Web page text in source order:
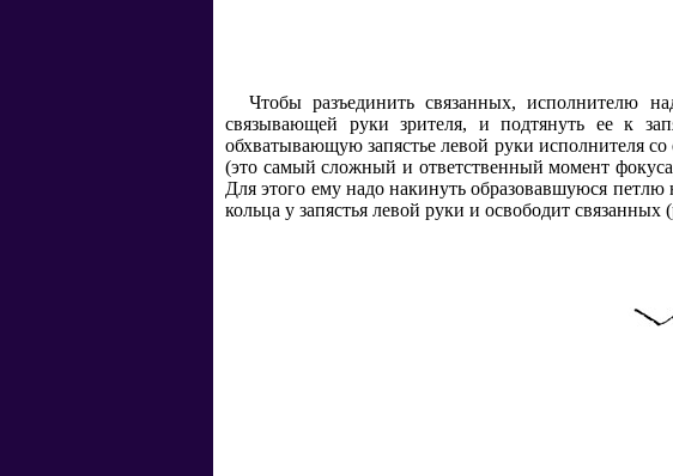
Чтобы разъединить связанных, исполнителю
связывающей руки зрителя, и подтянуть ее к
обхватывающую запястье левой руки исполнителя
(это самый сложный и ответственный момент
Для этого ему надо накинуть образовавшуюся
кольца у запястья левой руки и освободит связанных